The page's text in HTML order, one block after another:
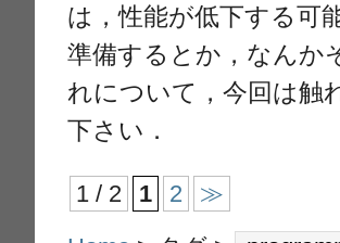
は，性能が低下する可
準備するとか，なんか
れについて，今回は触
下さい．
1 / 2 1 2
≫